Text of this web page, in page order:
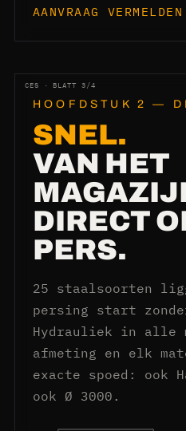
AANVRAAG VERMELDEN
CES · BLATT 3/4
HOOFDSTUK 2 —
SNEL.
VAN HET
DIRECT
PERS.
25 staalsoorten
persing start
Hydrauliek in alle
afmeting en elk
exacte spoed: ook
ook Ø 3000.